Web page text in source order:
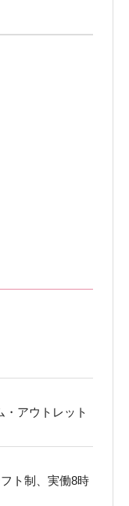
・アウトレット
ト制、実働8時